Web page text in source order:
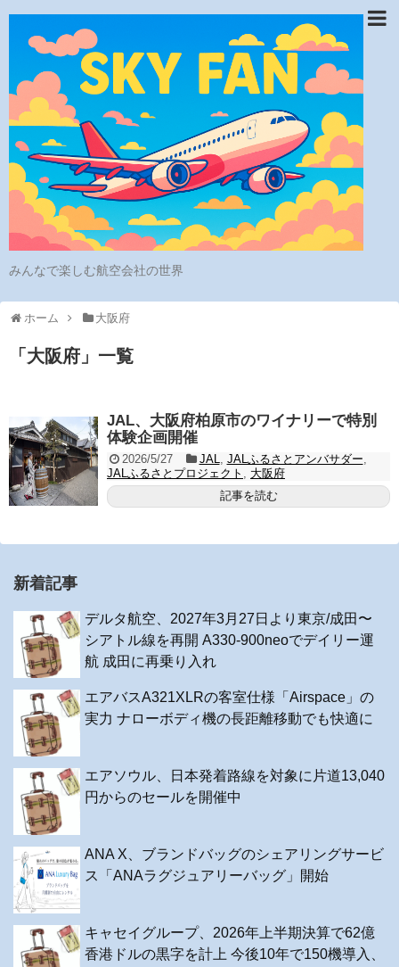
みんなで楽しむ航空会社の世界
ホーム 大阪府
「 大阪府 」 一覧
JAL、大阪府柏原市のワイナリーで特別
体験企画開催
2026/5/27 JAL, JALふるさとアンバサダー,
JALふるさとプロジェクト , 大阪府
記事を読む
新着記事
デルタ航空、2027年3月27日より東京/成田〜
シアトル線を再開 A330-900neoでデイリー運
航 成田に再乗り入れ
エアバスA321XLRの客室仕様「Airspace」の
実力 ナローボディ機の長距離移動でも快適に
エアソウル、日本発着路線を対象に片道13,040
円からのセールを開催中
ANA X、ブランドバッグのシェアリングサービ
ス「ANAラグジュアリーバッグ」開始
キャセイグループ、2026年上半期決算で62億
香港ドルの黒字を計上 今後10年で150機導入、